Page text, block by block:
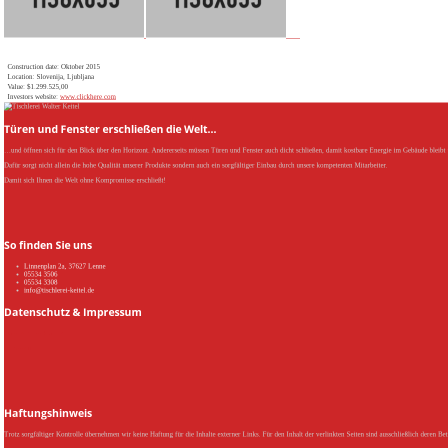
Construction date: Oktober 2015
Location: Slovenija, Ljubljana
Value: $1.299.525,00
Investors website: www.clickhere.com
Türen und Fenster erschließen die Welt…
…und öffnen sich für den Blick über den Horizont. Andererseits müssen Türen und Fenster auch dicht schließen, damit kostbare Energie im Gebäude bleibt
Dafür sorgt nicht allein die hohe Qualität unserer Produkte sondern auch ein sorgfältiger Einbau durch unsere kompetenten Mitarbeiter.
Damit sich Ihnen die Welt ohne Kompromisse erschließt!
So finden Sie uns
Linnenplan 2a, 37627 Lenne
05534 3506
05534 3308
info@tischlerei-keitel.de
Datenschutz & Impressum
Haftungshinweis
Trotz sorgfältiger Kontrolle übernehmen wir keine Haftung für die Inhalte externer Links. Für den Inhalt der verlinkten Seiten sind ausschließlich deren